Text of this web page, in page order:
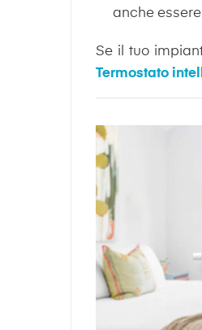
anche
Se il tuo
Termostato